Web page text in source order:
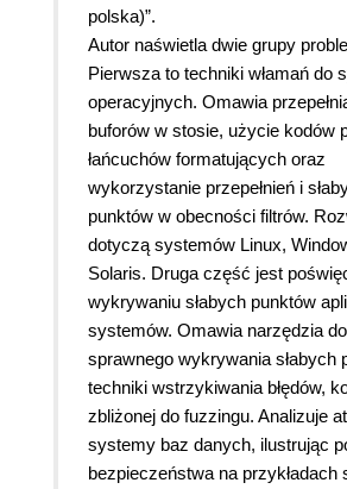
polska)”.
Autor naświetla dwie grupy
Pierwsza to techniki włamań do
operacyjnych. Omawia
buforów w stosie, użycie kodów
łańcuchów formatujących oraz
wykorzystanie przepełnień i
punktów w obecności filtrów.
dotyczą systemów Linux,
Solaris. Druga część jest
wykrywaniu słabych punktów
systemów. Omawia narzędzia do
sprawnego wykrywania słabych
techniki wstrzykiwania błędów,
zbliżonej do fuzzingu. Analizuje
systemy baz danych, ilustrując
bezpieczeństwa na przykładach